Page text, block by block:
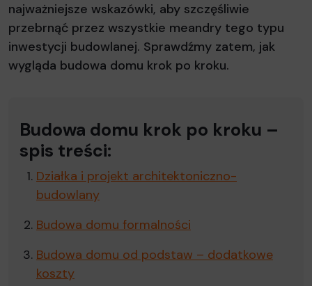
najważniejsze wskazówki, aby szczęśliwie
przebrnąć przez wszystkie meandry tego typu
inwestycji budowlanej. Sprawdźmy zatem, jak
wygląda budowa domu krok po kroku.
Budowa domu krok po kroku –
spis treści:
Działka i projekt architektoniczno-
budowlany
Budowa domu formalności
Budowa domu od podstaw – dodatkowe
koszty